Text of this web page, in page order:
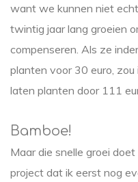
want we kunnen niet
twintig jaar lang groeien
compenseren. Als ze
planten voor 30 euro,
laten planten door 111
Bamboe!
Maar die snelle groei
project dat ik eerst nog